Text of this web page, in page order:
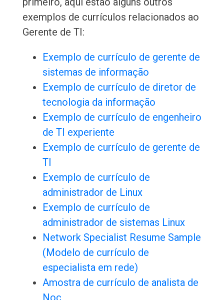
exemplos de currículos relacionados ao
Gerente de TI:
Exemplo de currículo de gerente de
sistemas de informação
Exemplo de currículo de diretor de
tecnologia da informação
Exemplo de currículo de engenheiro
de TI experiente
Exemplo de currículo de gerente de
TI
Exemplo de currículo de
administrador de Linux
Exemplo de currículo de
administrador de sistemas Linux
Network Specialist Resume Sample
(Modelo de currículo de
especialista em rede)
Amostra de currículo de analista de
Noc